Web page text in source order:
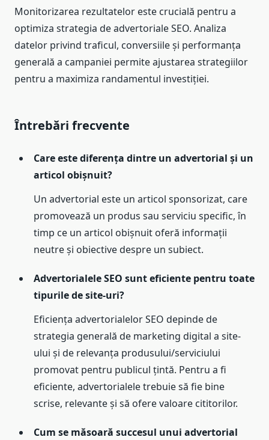
Monitorizarea rezultatelor este crucială pentru a
optimiza strategia de advertoriale SEO. Analiza
datelor privind traficul, conversiile și performanța
generală a campaniei permite ajustarea strategiilor
pentru a maximiza randamentul investiției.
Întrebări frecvente
Care este diferența dintre un advertorial și un
articol obișnuit?
Un advertorial este un articol sponsorizat, care
promovează un produs sau serviciu specific, în
timp ce un articol obișnuit oferă informații
neutre și obiective despre un subiect.
Advertorialele SEO sunt eficiente pentru toate
tipurile de site-uri?
Eficiența advertorialelor SEO depinde de
strategia generală de marketing digital a site-
ului și de relevanța produsului/serviciului
promovat pentru publicul țintă. Pentru a fi
eficiente, advertorialele trebuie să fie bine
scrise, relevante și să ofere valoare cititorilor.
Cum se măsoară succesul unui advertorial